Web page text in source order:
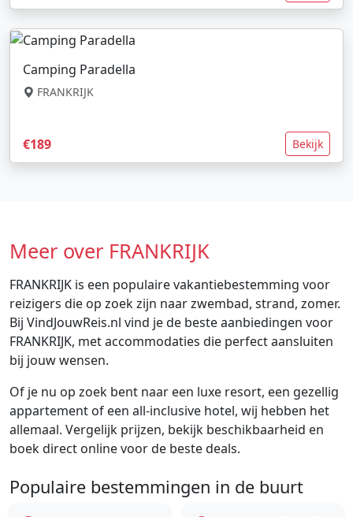
Camping Paradella
FRANKRIJK
€189 Bekijk
Meer over FRANKRIJK
FRANKRIJK is een populaire vakantiebestemming voor
reizigers die op zoek zijn naar zwembad, strand, zomer.
Bij VindJouwReis.nl vind je de beste aanbiedingen voor
FRANKRIJK, met accommodaties die perfect aansluiten
bij jouw wensen.
Of je nu op zoek bent naar een luxe resort, een gezellig
appartement of een all-inclusive hotel, wij hebben het
allemaal. Vergelijk prijzen, bekijk beschikbaarheid en
boek direct online voor de beste deals.
Populaire bestemmingen in de buurt